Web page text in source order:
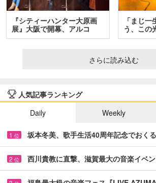
『シティーハンター大原画
展』大阪で開幕、アルコ
＆…
「まじ
う、この
と…
さらに読み込む
人気記事ランキング
Daily
Weekly
1 位 坂本冬美、歌手生活40周年記念でおく
2 位 西川貴教に直撃、滋賀最大の音楽イベ